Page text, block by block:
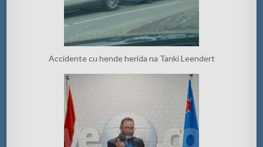
Accidente cu hende herida na Tanki Leendert